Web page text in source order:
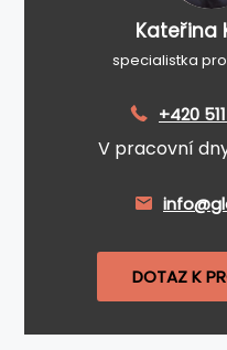
Kateřina
specialistka
+420
V pracovní
DOTAZ K